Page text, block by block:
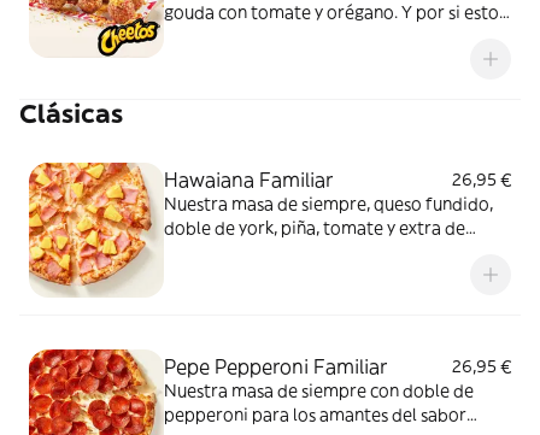
gouda con tomate y orégano. Y por si esto
de Cheetos acompañado de nuestra salsa
Clásicas
Hawaiana Familiar
26,95 €
Nuestra masa de siempre, queso fundido,
doble de york, piña, tomate y extra de
Pepe Pepperoni Familiar
26,95 €
Nuestra masa de siempre con doble de
pepperoni para los amantes del sabor